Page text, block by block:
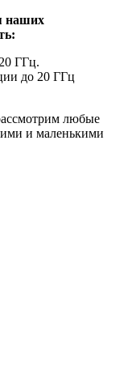
наших
ГГц.
до 20 ГГц
любые
и маленькими